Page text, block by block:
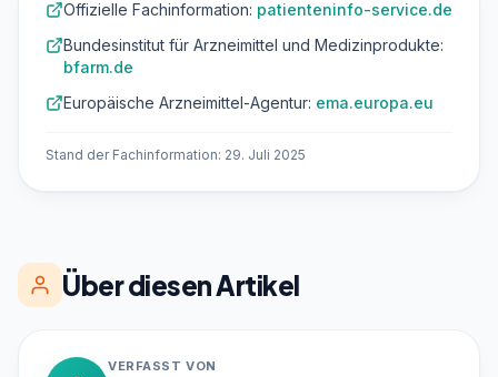
Offizielle Fachinformation: patienteninfo-service.de
Bundesinstitut für Arzneimittel und Medizinprodukte:
bfarm.de
Europäische Arzneimittel-Agentur: ema.europa.eu
Stand der Fachinformation: 29. Juli 2025
Über diesen Artikel
VERFASST VON